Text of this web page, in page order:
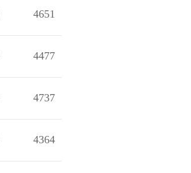
4651
4477
4737
4364